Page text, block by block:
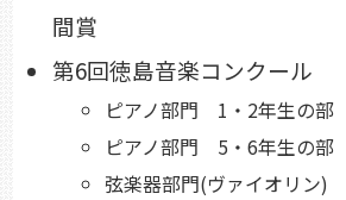
間賞
第6回徳島音楽コンクール
ピアノ部門 1・2年生の
ピアノ部門 5・6年生の
弦楽器部門(ヴァイオリン